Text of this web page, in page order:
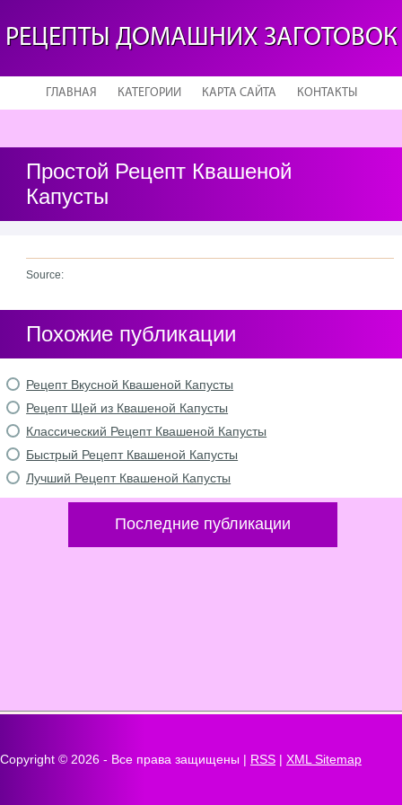
РЕЦЕПТЫ ДОМАШНИХ ЗАГОТОВОК
ГЛАВНАЯ КАТЕГОРИИ КАРТА САЙТА КОНТАКТЫ
Простой Рецепт Квашеной
Капусты
Source:
Похожие публикации
Рецепт Вкусной Квашеной Капусты
Рецепт Щей из Квашеной Капусты
Классический Рецепт Квашеной Капусты
Быстрый Рецепт Квашеной Капусты
Лучший Рецепт Квашеной Капусты
Последние публикации
Copyright © 2026 - Все права защищены | RSS | XML Sitemap